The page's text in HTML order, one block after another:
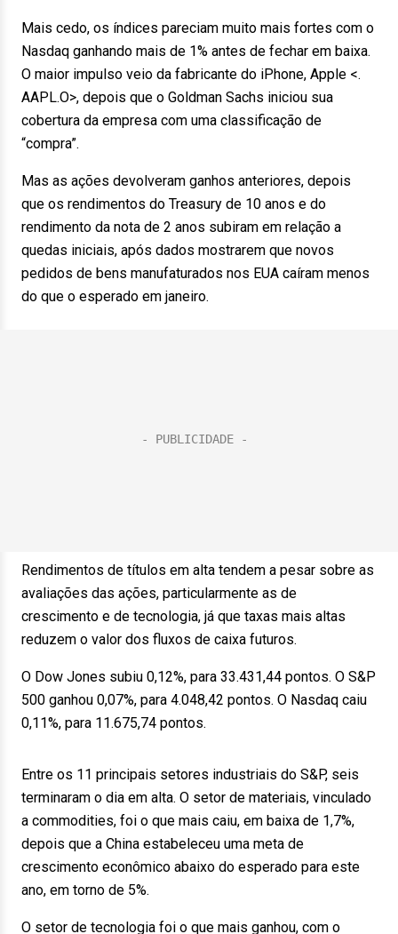
Mais cedo, os índices pareciam muito mais fortes com o
Nasdaq ganhando mais de 1% antes de fechar em baixa.
O maior impulso veio da fabricante do iPhone, Apple <.
AAPL.O>, depois que o Goldman Sachs iniciou sua
cobertura da empresa com uma classificação de
“compra”.
Mas as ações devolveram ganhos anteriores, depois
que os rendimentos do Treasury de 10 anos e do
rendimento da nota de 2 anos subiram em relação a
quedas iniciais, após dados mostrarem que novos
pedidos de bens manufaturados nos EUA caíram menos
do que o esperado em janeiro.
Rendimentos de títulos em alta tendem a pesar sobre as
avaliações das ações, particularmente as de
crescimento e de tecnologia, já que taxas mais altas
reduzem o valor dos fluxos de caixa futuros.
O Dow Jones subiu 0,12%, para 33.431,44 pontos. O S&P
500 ganhou 0,07%, para 4.048,42 pontos. O Nasdaq caiu
0,11%, para 11.675,74 pontos.
Entre os 11 principais setores industriais do S&P, seis
terminaram o dia em alta. O setor de materiais, vinculado
a commodities, foi o que mais caiu, em baixa de 1,7%,
depois que a China estabeleceu uma meta de
crescimento econômico abaixo do esperado para este
ano, em torno de 5%.
O setor de tecnologia foi o que mais ganhou, com o